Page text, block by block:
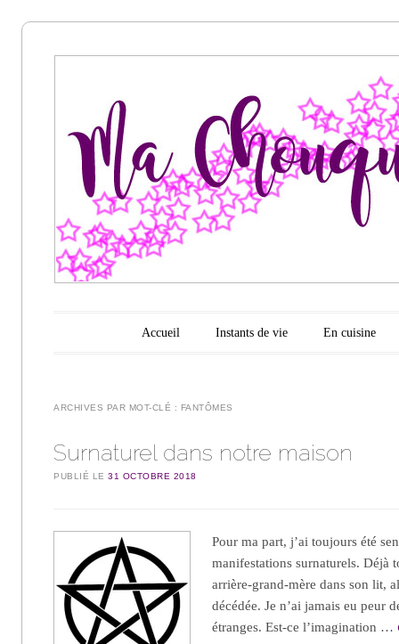
Ma
chouquette
d'amour
Menu principal
Aller au contenu
Accueil Instants de vie En cuisine
ARCHIVES PAR MOT-CLÉ : FANTÔMES
Surnaturel dans notre maison
PUBLIÉ LE31 OCTOBRE 2018
Pour ma part, j’ai toujours été
manifestations surnaturels. Déjà
arrière-grand-mère dans son lit,
décédée. Je n’ai jamais eu peur
étranges. Est-ce l’imagination …